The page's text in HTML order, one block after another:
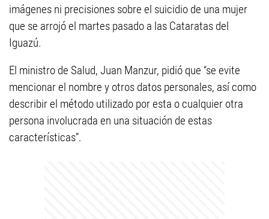
imágenes ni precisiones sobre el suicidio de una mujer
que se arrojó el martes pasado a las Cataratas del
Iguazú.
El ministro de Salud, Juan Manzur, pidió que “se evite
mencionar el nombre y otros datos personales, así como
describir el método utilizado por esta o cualquier otra
persona involucrada en una situación de estas
características”.